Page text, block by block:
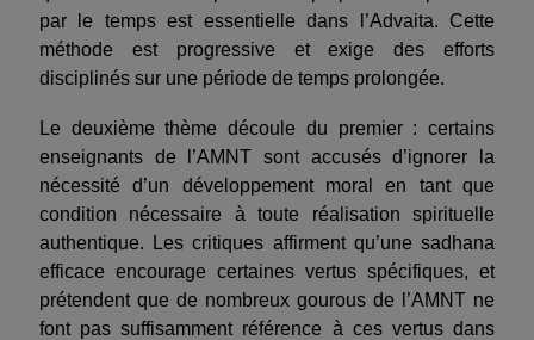
par le temps est essentielle dans l’Advaita. Cette
méthode est progressive et exige des efforts
disciplinés sur une période de temps prolongée.
Le deuxième thème découle du premier : certains
enseignants de l’AMNT sont accusés d’ignorer la
nécessité d’un développement moral en tant que
condition nécessaire à toute réalisation spirituelle
authentique. Les critiques affirment qu’une sadhana
efficace encourage certaines vertus spécifiques, et
prétendent que de nombreux gourous de l’AMNT ne
font pas suffisamment référence à ces vertus dans